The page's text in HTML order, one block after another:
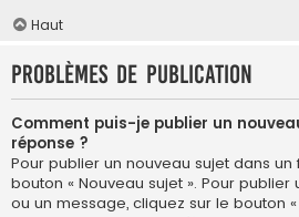
Haut
Problèmes de publication
Comment puis-je publier un
réponse ?
Pour publier un nouveau sujet dans un
bouton « Nouveau sujet ». Pour
ou un message, cliquez sur le bouton